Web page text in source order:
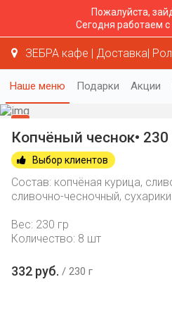
Пожалуйста,
Сегодня работаем с
ЗЕБРА кафе | Доставка|
Наше меню Подарки Акции
Копчёный чеснок• 230
Выбор клиентов
Состав: копчёная курица,
сливочно-чесночный,
Вес: 230 гр
Количество: 8 шт
332 руб. 230 г